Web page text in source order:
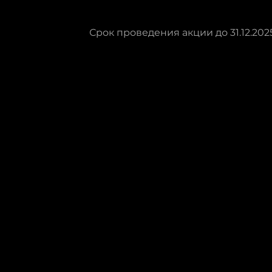
Срок проведения акции до